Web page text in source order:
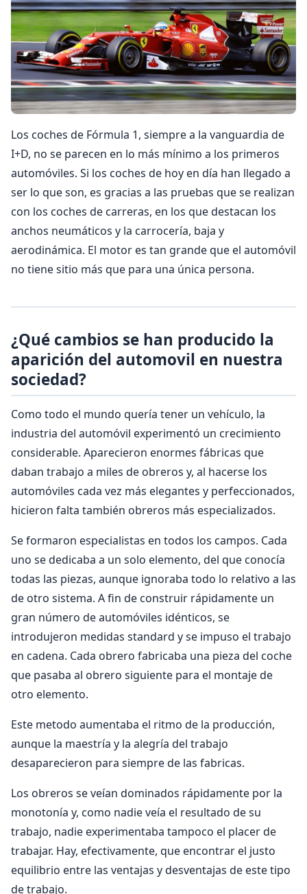
Los coches de Fórmula 1, siempre a la vanguardia de
I+D, no se parecen en lo más mínimo a los primeros
automóviles. Si los coches de hoy en día han llegado a
ser lo que son, es gracias a las pruebas que se realizan
con los coches de carreras, en los que destacan los
anchos neumáticos y la carrocería, baja y
aerodinámica. El motor es tan grande que el automóvil
no tiene sitio más que para una única persona.
¿Qué cambios se han producido la
aparición del automovil en nuestra
sociedad?
Como todo el mundo quería tener un vehículo, la
industria del automóvil experimentó un crecimiento
considerable. Aparecieron enormes fábricas que
daban trabajo a miles de obreros y, al hacerse los
automóviles cada vez más elegantes y perfeccionados,
hicieron falta también obreros más especializados.
Se formaron especialistas en todos los campos. Cada
uno se dedicaba a un solo elemento, del que conocía
todas las piezas, aunque ignoraba todo lo relativo a las
de otro sistema. A fin de construir rápidamente un
gran número de automóviles idénticos, se
introdujeron medidas standard y se impuso el trabajo
en cadena. Cada obrero fabricaba una pieza del coche
que pasaba al obrero siguiente para el montaje de
otro elemento.
Este metodo aumentaba el ritmo de la producción,
aunque la maestría y la alegría del trabajo
desaparecieron para siempre de las fabricas.
Los obreros se veían dominados rápidamente por la
monotonía y, como nadie veía el resultado de su
trabajo, nadie experimentaba tampoco el placer de
trabajar. Hay, efectivamente, que encontrar el justo
equilibrio entre las ventajas y desventajas de este tipo
de trabajo.